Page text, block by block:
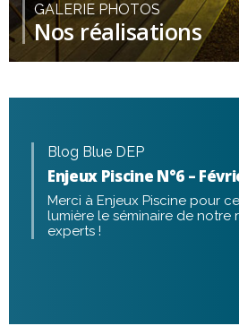
GALERIE PHOTOS
Nos réalisations
Blog Blue DEP
Enjeux Piscine N°6 –
Merci à Enjeux Piscine pour
lumière le séminaire de notre
experts !